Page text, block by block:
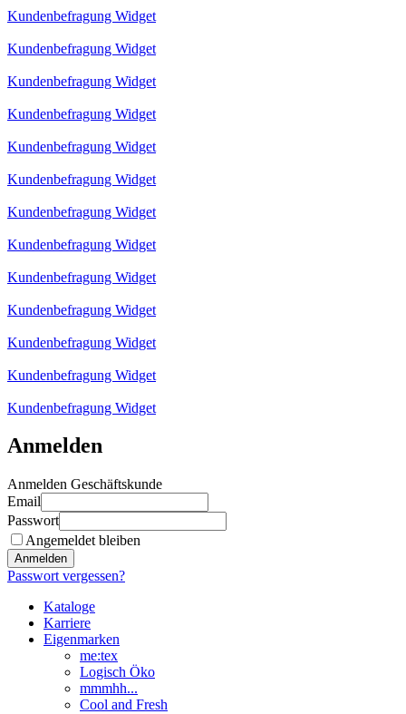
Kundenbefragung Widget
Kundenbefragung Widget
Kundenbefragung Widget
Kundenbefragung Widget
Kundenbefragung Widget
Kundenbefragung Widget
Kundenbefragung Widget
Kundenbefragung Widget
Kundenbefragung Widget
Kundenbefragung Widget
Kundenbefragung Widget
Kundenbefragung Widget
Kundenbefragung Widget
Anmelden
Anmelden Geschäftskunde
Email
Passwort
Angemeldet bleiben
Anmelden
Passwort vergessen?
Kataloge
Karriere
Eigenmarken
me:tex
Logisch Öko
mmmhh...
Cool and Fresh